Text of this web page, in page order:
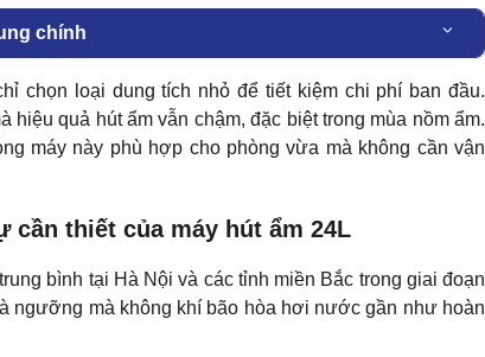
chính
chọn loại dung tích nhỏ để tiết kiệm chi phí ban đầu.
quả hút ẩm vẫn chậm, đặc biệt trong mùa nồm ẩm.
máy này phù hợp cho phòng vừa mà không cần vận
cần thiết của máy hút ẩm 24L
bình tại Hà Nội và các tỉnh miền Bắc trong giai đoạn
ngưỡng mà không khí bão hòa hơi nước gần như hoàn